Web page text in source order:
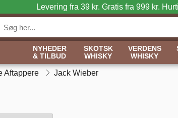
Levering fra 39 kr. Gratis fra 999 kr.
NYHEDER
& TILBUD
SKOTSK
WHISKY
VERDENS
WHISKY
Aftappere Jack Wieber